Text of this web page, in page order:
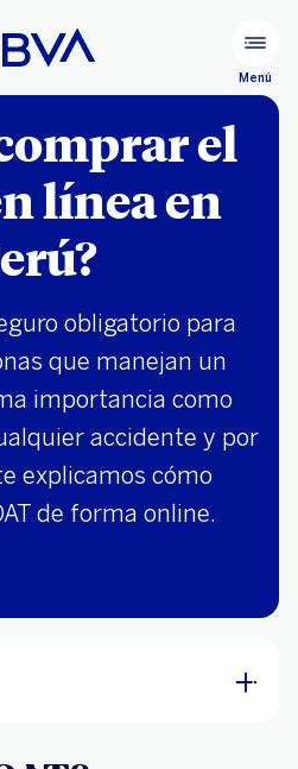
Menú
el
línea en
obligatorio para
que manejan un
importancia como
accidente y por
explicamos cómo
de forma online.